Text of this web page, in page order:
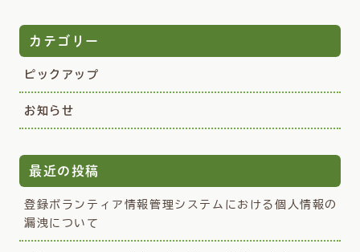
カテゴリー
ピックアップ
お知らせ
最近の投稿
登録ボランティア情報管理システムにおける個人情報の
漏洩について